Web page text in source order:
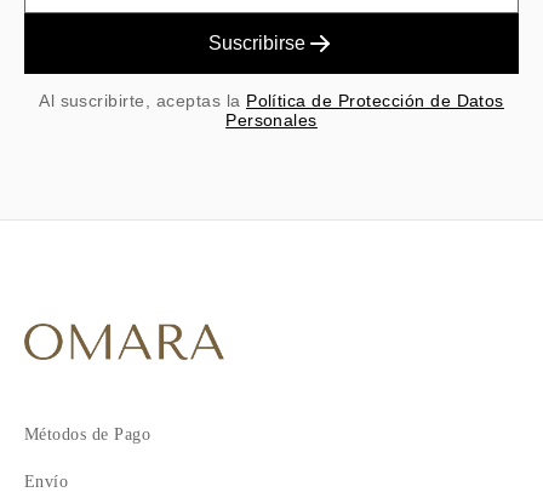
Suscribirse
Al suscribirte, aceptas la Política de Protección de Datos
Personales
Métodos de Pago
Envío